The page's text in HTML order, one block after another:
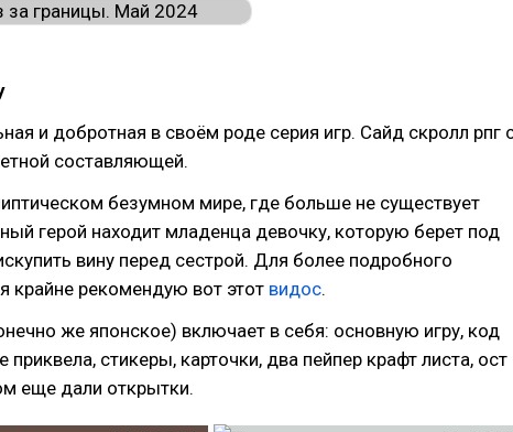
и добротная в своём роде серия игр. Сайд скролл рпг
составляющей.
безумном мире, где больше не существует
герой находит младенца девочку, которую берет под
вину перед сестрой. Для более подробного
крайне рекомендую вот этот видос.
же японское) включает в себя: основную игру, код
приквела, стикеры, карточки, два пейпер крафт листа, ост
еще дали открытки.